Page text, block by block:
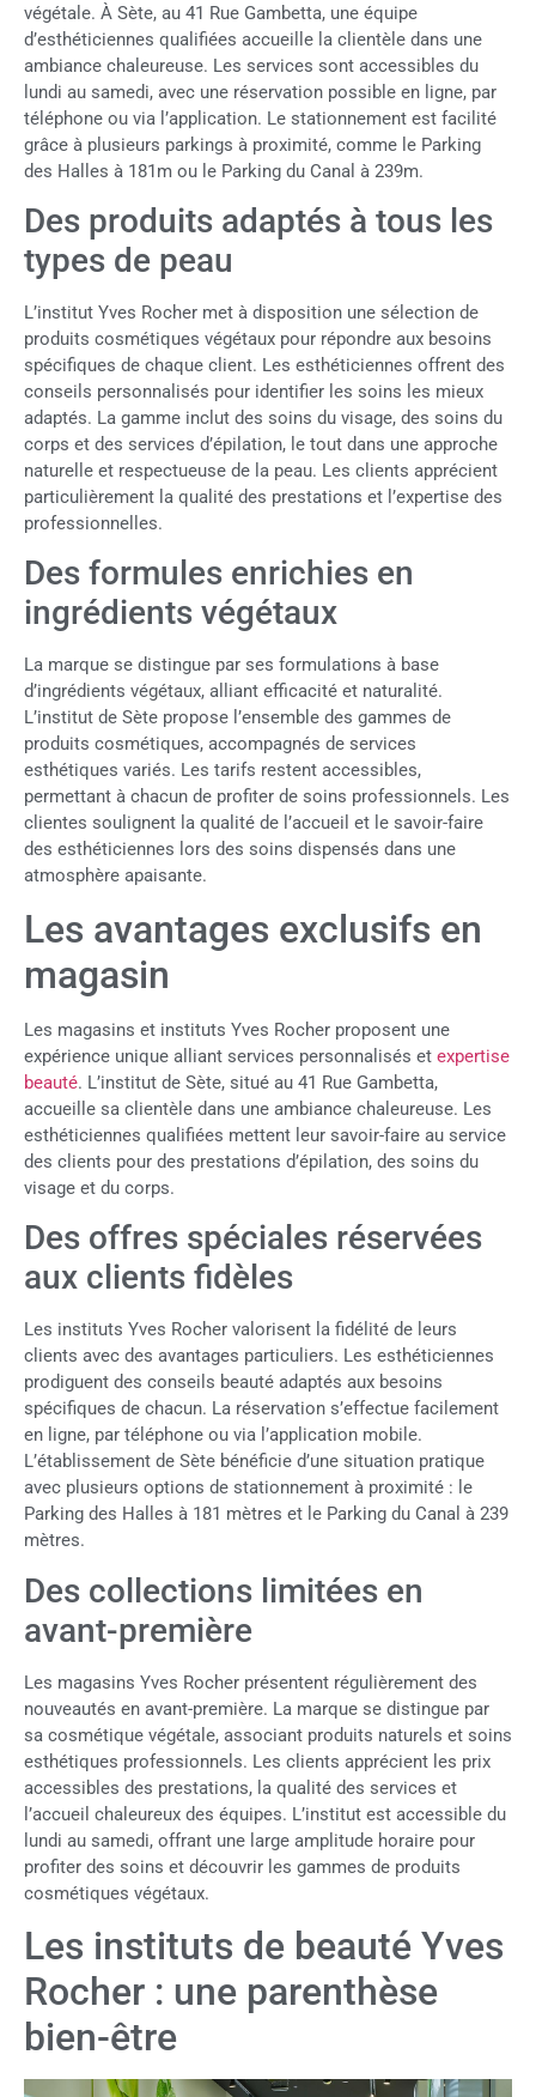
végétale. À Sète, au 41 Rue Gambetta, une équipe
d’esthéticiennes qualifiées accueille la clientèle dans une
ambiance chaleureuse. Les services sont accessibles du
lundi au samedi, avec une réservation possible en ligne, par
téléphone ou via l’application. Le stationnement est facilité
grâce à plusieurs parkings à proximité, comme le Parking
des Halles à 181m ou le Parking du Canal à 239m.
Des produits adaptés à tous les
types de peau
L’institut Yves Rocher met à disposition une sélection de
produits cosmétiques végétaux pour répondre aux besoins
spécifiques de chaque client. Les esthéticiennes offrent des
conseils personnalisés pour identifier les soins les mieux
adaptés. La gamme inclut des soins du visage, des soins du
corps et des services d’épilation, le tout dans une approche
naturelle et respectueuse de la peau. Les clients apprécient
particulièrement la qualité des prestations et l’expertise des
professionnelles.
Des formules enrichies en
ingrédients végétaux
La marque se distingue par ses formulations à base
d’ingrédients végétaux, alliant efficacité et naturalité.
L’institut de Sète propose l’ensemble des gammes de
produits cosmétiques, accompagnés de services
esthétiques variés. Les tarifs restent accessibles,
permettant à chacun de profiter de soins professionnels. Les
clientes soulignent la qualité de l’accueil et le savoir-faire
des esthéticiennes lors des soins dispensés dans une
atmosphère apaisante.
Les avantages exclusifs en
magasin
Les magasins et instituts Yves Rocher proposent une
expérience unique alliant services personnalisés et expertise
beauté. L’institut de Sète, situé au 41 Rue Gambetta,
accueille sa clientèle dans une ambiance chaleureuse. Les
esthéticiennes qualifiées mettent leur savoir-faire au service
des clients pour des prestations d’épilation, des soins du
visage et du corps.
Des offres spéciales réservées
aux clients fidèles
Les instituts Yves Rocher valorisent la fidélité de leurs
clients avec des avantages particuliers. Les esthéticiennes
prodiguent des conseils beauté adaptés aux besoins
spécifiques de chacun. La réservation s’effectue facilement
en ligne, par téléphone ou via l’application mobile.
L’établissement de Sète bénéficie d’une situation pratique
avec plusieurs options de stationnement à proximité : le
Parking des Halles à 181 mètres et le Parking du Canal à 239
mètres.
Des collections limitées en
avant-première
Les magasins Yves Rocher présentent régulièrement des
nouveautés en avant-première. La marque se distingue par
sa cosmétique végétale, associant produits naturels et soins
esthétiques professionnels. Les clients apprécient les prix
accessibles des prestations, la qualité des services et
l’accueil chaleureux des équipes. L’institut est accessible du
lundi au samedi, offrant une large amplitude horaire pour
profiter des soins et découvrir les gammes de produits
cosmétiques végétaux.
Les instituts de beauté Yves
Rocher : une parenthèse
bien-être